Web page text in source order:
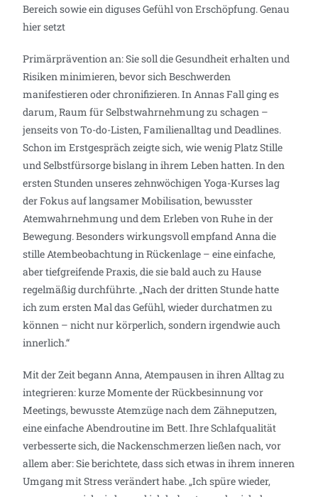
Bereich sowie ein diguses Gefühl von Erschöpfung. Genau
hier setzt
Primärprävention an: Sie soll die Gesundheit erhalten und
Risiken minimieren, bevor sich Beschwerden
manifestieren oder chronifizieren. In Annas Fall ging es
darum, Raum für Selbstwahrnehmung zu schagen –
jenseits von To-do-Listen, Familienalltag und Deadlines.
Schon im Erstgespräch zeigte sich, wie wenig Platz Stille
und Selbstfürsorge bislang in ihrem Leben hatten. In den
ersten Stunden unseres zehnwöchigen Yoga-Kurses lag
der Fokus auf langsamer Mobilisation, bewusster
Atemwahrnehmung und dem Erleben von Ruhe in der
Bewegung. Besonders wirkungsvoll empfand Anna die
stille Atembeobachtung in Rückenlage – eine einfache,
aber tiefgreifende Praxis, die sie bald auch zu Hause
regelmäßig durchführte. „Nach der dritten Stunde hatte
ich zum ersten Mal das Gefühl, wieder durchatmen zu
können – nicht nur körperlich, sondern irgendwie auch
innerlich.“
Mit der Zeit begann Anna, Atempausen in ihren Alltag zu
integrieren: kurze Momente der Rückbesinnung vor
Meetings, bewusste Atemzüge nach dem Zähneputzen,
eine einfache Abendroutine im Bett. Ihre Schlafqualität
verbesserte sich, die Nackenschmerzen ließen nach, vor
allem aber: Sie berichtete, dass sich etwas in ihrem inneren
Umgang mit Stress verändert habe. „Ich spüre wieder,